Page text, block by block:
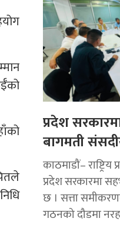
प्रदेश
बागमती
काठमाडौं–
प्रदेश सरकारमा
छ । सत्ता
गठनको दौडमा